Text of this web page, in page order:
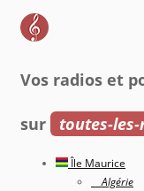
Vos radios et
sur toutes-
Île Maurice
Algérie